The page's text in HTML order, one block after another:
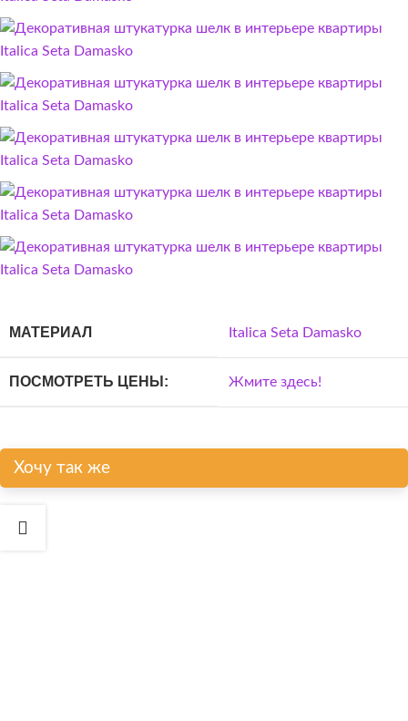
МАТЕРИАЛ Italica Seta Damasko
ПОСМОТРЕТЬ ЦЕНЫ: Жмите здесь!
Хочу так же